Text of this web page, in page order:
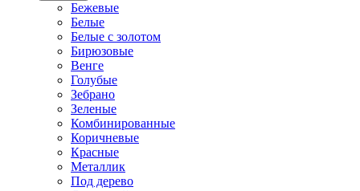
Бежевые
Белые
Белые с золотом
Бирюзовые
Венге
Голубые
Зебрано
Зеленые
Комбинированные
Коричневые
Красные
Металлик
Под дерево